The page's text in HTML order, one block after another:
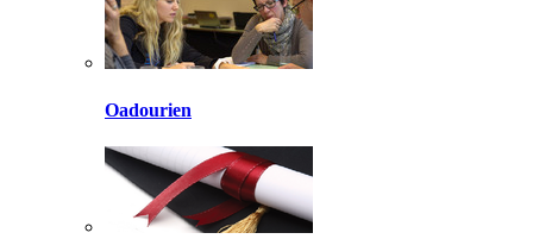
Oadourien